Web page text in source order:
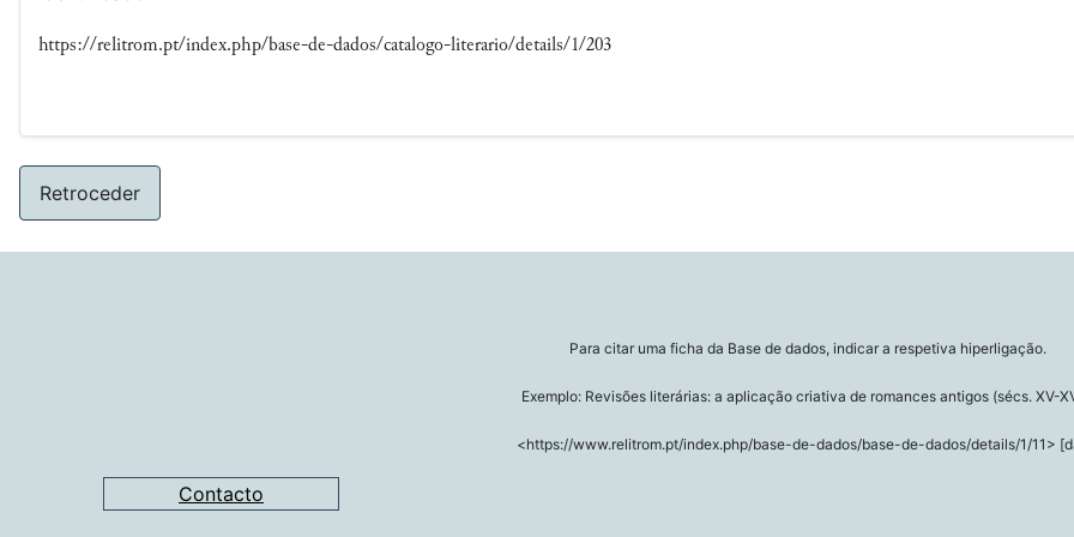
https://relitrom.pt/index.php/base-de-dados/catalogo-literario/details/1/203
Retroceder
Para citar uma ficha da Base de dados, indicar a respetiva hiperligação.
Exemplo: Revisões literárias: a aplicação criativa de romances antigos (sécs. XV-
<https://www.relitrom.pt/index.php/base-de-dados/base-de-dados/details/1/11>
Contacto